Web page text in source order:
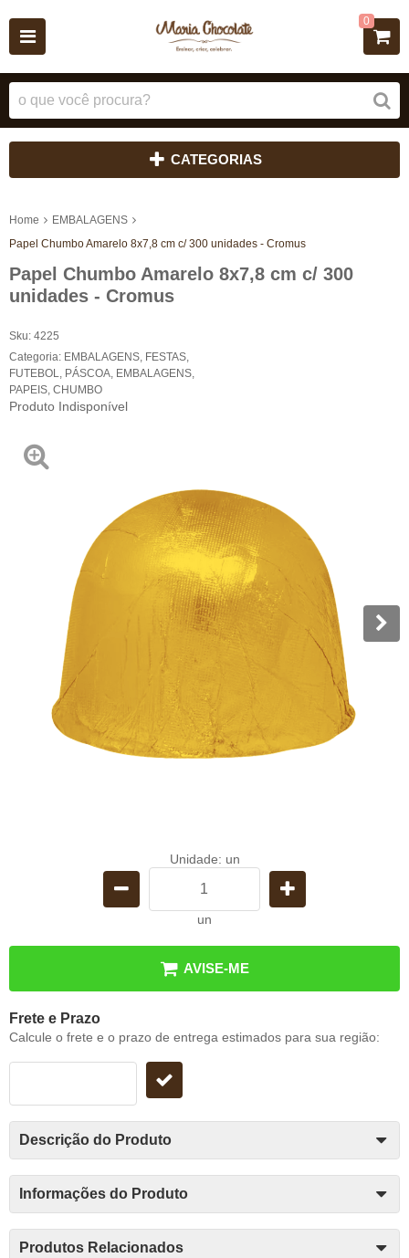
0
CATEGORIAS
Home
EMBALAGENS
Papel Chumbo Amarelo 8x7,8 cm c/ 300 unidades - Cromus
Papel Chumbo Amarelo 8x7,8 cm c/ 300
unidades - Cromus
Sku: 4225
Categoria: EMBALAGENS FESTAS
FUTEBOL
PÁSCOA EMBALAGENS
PAPEIS CHUMBO
Produto Indisponível
Unidade: un
un
AVISE-ME
Frete e Prazo
Calcule o frete e o prazo de entrega estimados para sua região:
Descrição do Produto
Informações do Produto
Produtos Relacionados